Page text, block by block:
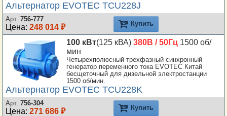
Альтернатор EVOTEC TCU228J
Арт. 756-777
Цена: 248 014 ₽ Купить
100 кВт(125 кВА) 380В / 50Гц 1500 об/
мин
Четырехполюсный трехфазный синхронный
генератор переменного тока EVOTEC Китай
бесщеточный для дизельной электростанции
1500 об/мин.
Альтернатор EVOTEC TCU228K
Арт. 756-304
Цена: 271 686 ₽ Купить